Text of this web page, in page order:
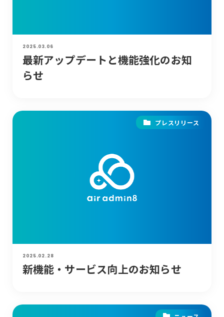
2025.03.06
最新アップデートと機能強化のお知
らせ
プレスリリース
2025.02.28
新機能・サービス向上のお知らせ